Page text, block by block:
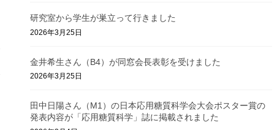
研究室から学生が巣立って行きました
2026年3月25日
金井希生さん（B4）が同窓会長表彰を受けました
2026年3月25日
田中日陽さん（M1）の日本応用糖質科学会大会ポスター賞の
発表内容が「応用糖質科学」誌に掲載されました